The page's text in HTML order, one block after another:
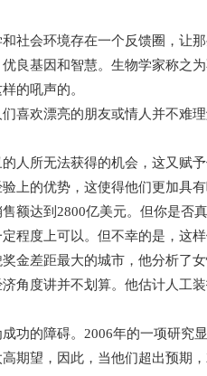
社会环境存在一个反馈圈，让
良基因和智慧。生物学家称之
的吼声的。
喜欢漂亮的朋友或情人并不难
人所无法获得的机会，这又赋
上的优势，这使得他们更加具
额达到2800亿美元。但你是否
程度上可以。但不幸的是，这
金差距最大的城市，他分析了
角度讲并不划算。他估计人工
功的障碍。2006年的一项研究
期望，因此，当他们超出预期